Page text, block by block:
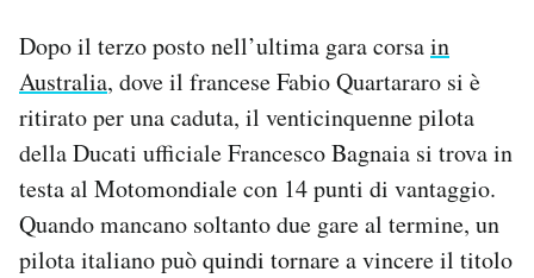
AREA PERSONALE
Regala il Post
Hai bisogno di aiuto?
Esci
Dopo il terzo posto nell’ultima gara corsain
Australia, dove il francese Fabio Quartararo si è
ritirato per una caduta, il venticinquenne pilota
della Ducati ufficiale Francesco Bagnaia si trova in
testa al Motomondiale con 14 punti di vantaggio.
Quando mancano soltanto due gare al termine, un
pilota italiano può quindi tornare a vincere il titolo